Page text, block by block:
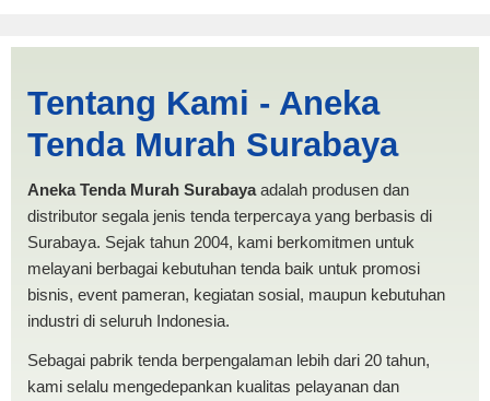
Tanjungpinang | PRODUKSI
ANEKA TENDA MURAH
Tentang Kami - Aneka
Tenda Murah Surabaya
Aneka Tenda Murah Surabayaadalah produsen dan
distributor segala jenis tenda terpercaya yang berbasis di
Surabaya. Sejak tahun 2004, kami berkomitmen untuk
melayani berbagai kebutuhan tenda baik untuk promosi
bisnis, event pameran, kegiatan sosial, maupun kebutuhan
industri di seluruh Indonesia.
Sebagai pabrik tenda berpengalaman lebih dari 20 tahun,
kami selalu mengedepankan kualitas pelayanan dan